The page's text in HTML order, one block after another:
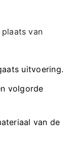
van
uitvoering.
volgorde
van de